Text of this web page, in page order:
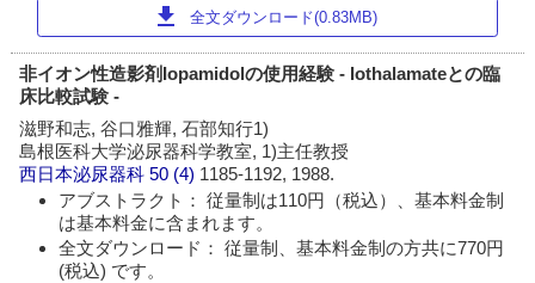
download 全文ダウンロード(0.83MB)
非イオン性造影剤Iopamidolの使用経験 - Iothalamateとの臨
床比較試験 -
滋野和志, 谷口雅輝, 石部知行1)
島根医科大学泌尿器科学教室, 1)主任教授
西日本泌尿器科 50 (4) 1185-1192, 1988.
アブストラクト： 従量制は110円（税込）、基本料金制
は基本料金に含まれます。
全文ダウンロード： 従量制、基本料金制の方共に770円
(税込) です。